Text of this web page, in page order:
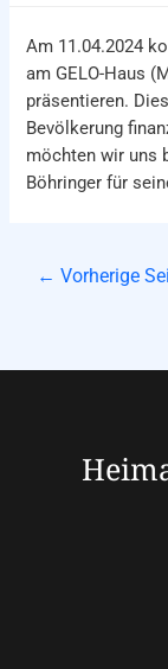
Am 11.04.2024
am GELO-Haus
präsentieren.
Bevölkerung
möchten wir uns
Böhringer für
← Vorherige